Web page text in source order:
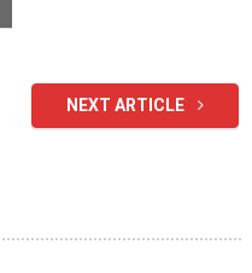
NEXT ARTICLE